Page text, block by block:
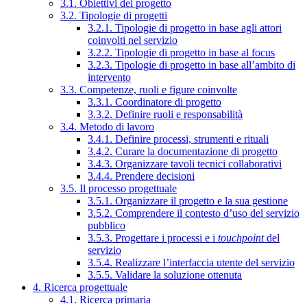
3.1. Obiettivi del progetto
3.2. Tipologie di progetti
3.2.1. Tipologie di progetto in base agli attori
coinvolti nel servizio
3.2.2. Tipologie di progetto in base al focus
3.2.3. Tipologie di progetto in base all’ambito di
intervento
3.3. Competenze, ruoli e figure coinvolte
3.3.1. Coordinatore di progetto
3.3.2. Definire ruoli e responsabilità
3.4. Metodo di lavoro
3.4.1. Definire processi, strumenti e rituali
3.4.2. Curare la documentazione di progetto
3.4.3. Organizzare tavoli tecnici collaborativi
3.4.4. Prendere decisioni
3.5. Il processo progettuale
3.5.1. Organizzare il progetto e la sua gestione
3.5.2. Comprendere il contesto d’uso del servizio
pubblico
3.5.3. Progettare i processi e i touchpointdel
servizio
3.5.4. Realizzare l’interfaccia utente del servizio
3.5.5. Validare la soluzione ottenuta
4. Ricerca progettuale
4.1. Ricerca primaria